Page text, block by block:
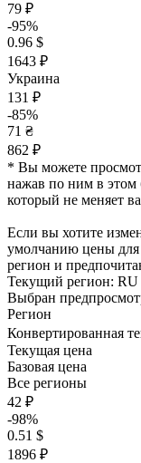
79 ₽
-95%
0.96 $
1643 ₽
Украина
131 ₽
-85%
71 ₴
862 ₽
* Вы можете
нажав по ним в этом
который не меняет
Если вы хотите
умолчанию цены для
регион и
Текущий регион: RU
Выбран
Регион
Конвертированная
Текущая цена
Базовая цена
Все регионы
42 ₽
-98%
0.51 $
1896 ₽